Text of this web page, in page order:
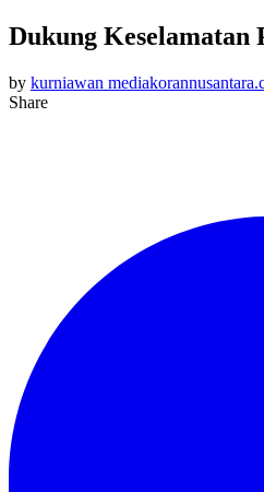
Dukung Keselamatan
by kurniawan
Share